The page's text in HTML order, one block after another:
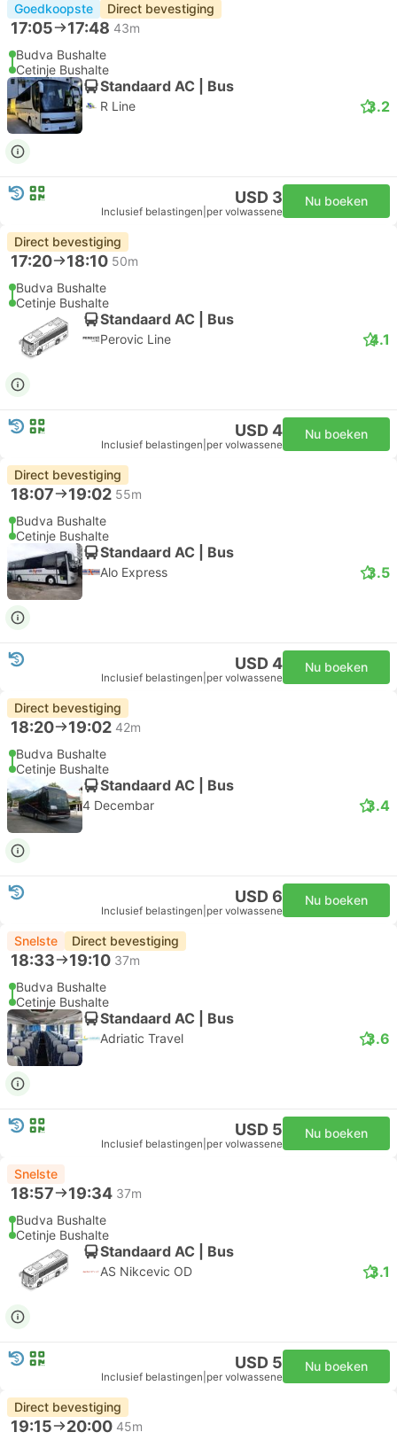
Goedkoopste Direct bevestiging
17:05 17:48 43m
Budva Bushalte
Cetinje Bushalte
Standaard AC | Bus
R Line 3.2
USD 3
Inclusief belastingen per volwassene
Nu boeken
Direct bevestiging
17:20 18:10 50m
Budva Bushalte
Cetinje Bushalte
Standaard AC | Bus
Perovic Line 4.1
USD 4
Inclusief belastingen per volwassene
Nu boeken
Direct bevestiging
18:07 19:02 55m
Budva Bushalte
Cetinje Bushalte
Standaard AC | Bus
Alo Express 3.5
USD 4
Inclusief belastingen per volwassene
Nu boeken
Direct bevestiging
18:20 19:02 42m
Budva Bushalte
Cetinje Bushalte
Standaard AC | Bus
4 Decembar 3.4
USD 6
Inclusief belastingen per volwassene
Nu boeken
Snelste Direct bevestiging
18:33 19:10 37m
Budva Bushalte
Cetinje Bushalte
Standaard AC | Bus
Adriatic Travel 3.6
USD 5
Inclusief belastingen per volwassene
Nu boeken
Snelste
18:57 19:34 37m
Budva Bushalte
Cetinje Bushalte
Standaard AC | Bus
AS Nikcevic OD 3.1
USD 5
Inclusief belastingen per volwassene
Nu boeken
Direct bevestiging
19:15 20:00 45m